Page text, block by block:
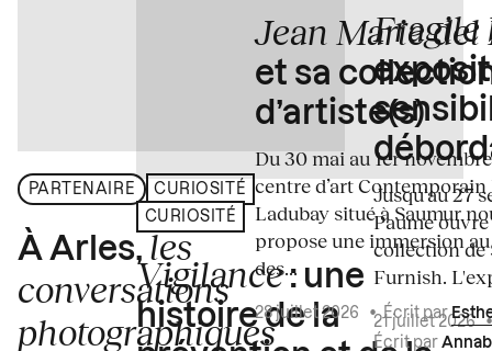
PARTENAIRE CURIOSITÉ
À Arles, les
conversations
photographiques
CURIOSITÉ
Vigilance: une
histoire de la
Jean Marie del
et sa
d’artiste(s)
Du 30 mai au 1er
centre d’art Contemporain
Ladubay situé à Saumur
propose une immersion
des...
28 juillet 2026 •Écrit par
Fragile
Jusqu'au 27
Paume
collection de
Furnish.
21 juillet 2026
Écrit par